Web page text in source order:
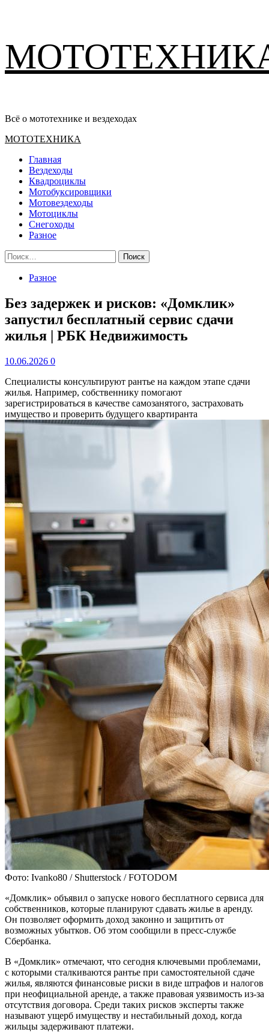
содержимому
Всё о мототехнике и вездеходах
Основное
МОТОТЕХНИКА
Главная
Вездеходы
Квадроциклы
Мотобуксировщики
Мотовездеходы
Мотоциклы
Снегоходы
Разное
Найти:
Разное
Без задержек и рисков: «Домклик»
запустил бесплатный сервис сдачи
жилья | РБК Недвижимость
10.06.2026 0
Специалисты консультируют рантье на каждом этапе сдачи
жилья. Например, собственнику помогают
зарегистрироваться в качестве самозанятого, застраховать
имущество и проверить будущего квартиранта
Фото: Ivanko80 / Shutterstock / FOTODOM
«Домклик» объявил о запуске нового бесплатного сервиса для
собственников, которые планируют сдавать жилье в аренду.
Он позволяет оформить доход законно и защитить от
возможных убытков. Об этом сообщили в пресс-службе
Сбербанка.
В «Домклик» отмечают, что сегодня ключевыми проблемами,
с которыми сталкиваются рантье при самостоятельной сдаче
жилья, являются финансовые риски в виде штрафов и налогов
при неофициальной аренде, а также правовая уязвимость из-за
отсутствия договора. Среди таких рисков эксперты также
называют ущерб имуществу и нестабильный доход, когда
жильцы задерживают платежи.